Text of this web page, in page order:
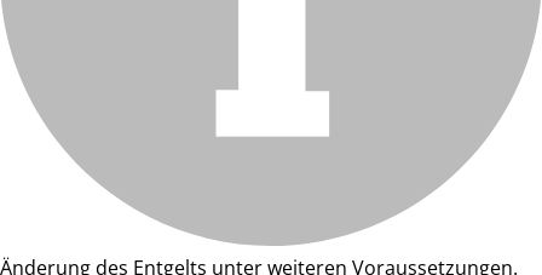
Änderung des Entgelts unter weiteren Voraussetzungen.